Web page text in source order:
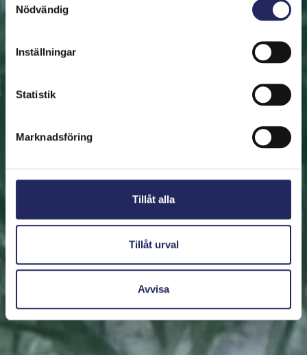
Nödvändig
Inställningar
Statistik
Marknadsföring
Tillåt alla
Tillåt urval
Avvisa
räddade biten som en present. En bit av Östersjön är